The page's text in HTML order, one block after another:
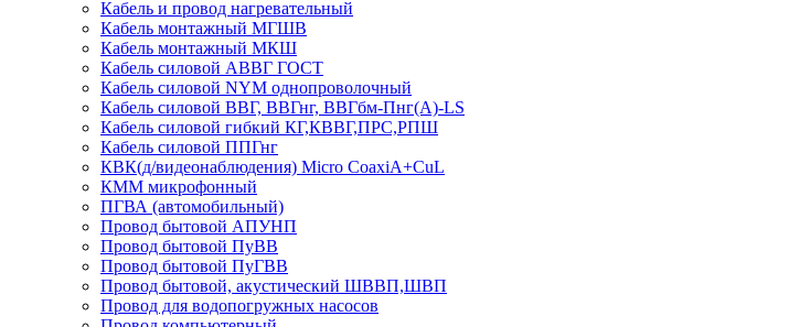
Кабель и провод нагревательный
Кабель монтажный МГШВ
Кабель монтажный МКШ
Кабель силовой АВВГ ГОСТ
Кабель силовой NYM однопроволочный
Кабель силовой ВВГ, ВВГнг, ВВГбм-Пнг(А)-LS
Кабель силовой гибкий КГ,КВВГ,ПРС,РПШ
Кабель силовой ППГнг
КВК(д/видеонаблюдения) Micro CoaxiA+CuL
КММ микрофонный
ПГВА (автомобильный)
Провод бытовой АПУНП
Провод бытовой ПуВВ
Провод бытовой ПуГВВ
Провод бытовой, акустический ШВВП,ШВП
Провод для водопогружных насосов